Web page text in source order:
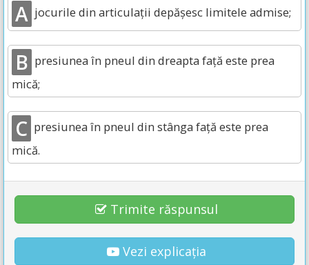
A jocurile din articulaţii depăşesc limitele admise;
B presiunea în pneul din dreapta faţă este prea
mică;
C presiunea în pneul din stânga faţă este prea
mică.
Trimite răspunsul
Vezi explicația